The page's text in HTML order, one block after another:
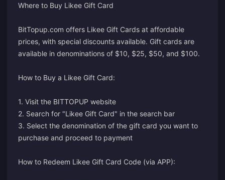
Where to Buy Likee Gift Card
BitTopup.com offers Likee Gift Cards at affordable
prices, with special discounts available. Gift cards are
available in denominations of $10, $25, $50, and $100.
How to Buy a Likee Gift Card:
1. Visit the BITTOPUP website
2. Search for "Likee Gift Card" in the search bar
3. Select the denomination of the gift card you want to
purchase and proceed to payment
How to Redeem Likee Gift Card Code (via APP):